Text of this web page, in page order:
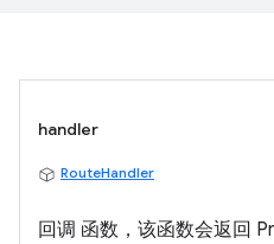
handler
RouteHandler
回调 函数，该函数会返回